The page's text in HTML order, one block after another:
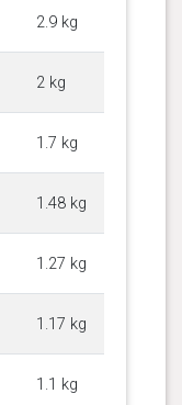
2.9 kg
2 kg
1.7 kg
1.48 kg
1.27 kg
1.17 kg
1.1 kg